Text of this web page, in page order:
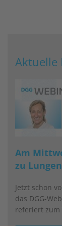
Aktuelle
Am
zu
Jetzt schon
das DGG-
referiert zum